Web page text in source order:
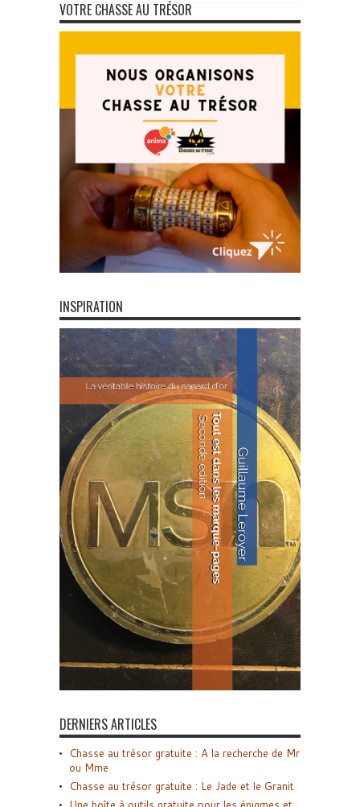
VOTRE CHASSE AU TRÉSOR
INSPIRATION
DERNIERS ARTICLES
Chasse au trésor gratuite : A la recherche de Mr
ou Mme
Chasse au trésor gratuite : Le Jade et le Granit